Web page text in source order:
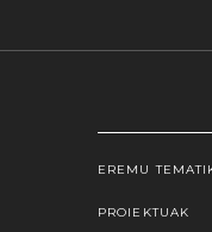
EREMU
PROIEKTUAK
Webgune honek
hauta dezakezu.